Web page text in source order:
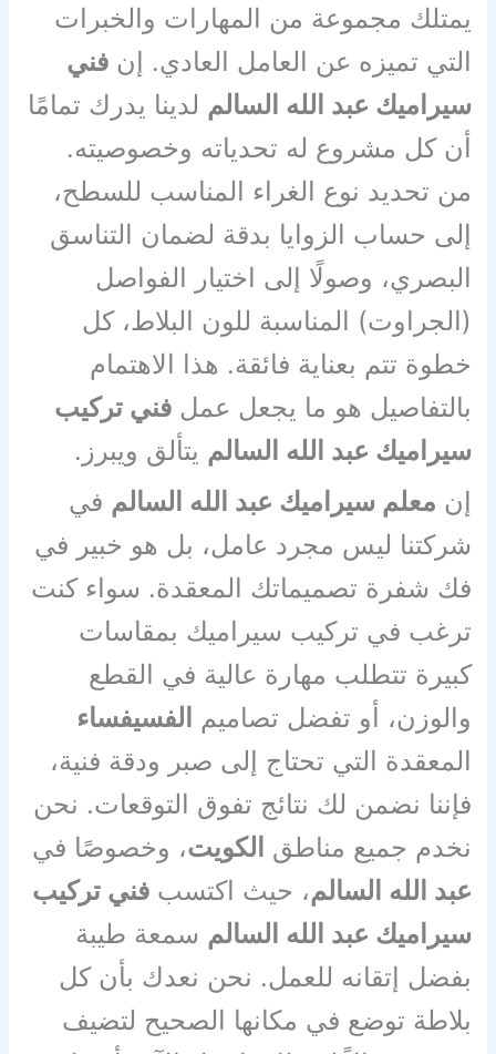
يمتلك مجموعة من المهارات والخبرات
التي تميزه عن العامل العادي. إنفني
سيراميك عبد الله السالم لدينا يدرك تمامًا
أن كل مشروع له تحدياته وخصوصيته.
من تحديد نوع الغراء المناسب للسطح،
إلى حساب الزوايا بدقة لضمان التناسق
البصري، وصولًا إلى اختيار الفواصل
(الجراوت) المناسبة للون البلاط، كل
خطوة تتم بعناية فائقة. هذا الاهتمام
بالتفاصيل هو ما يجعل عملفني تركيب
سيراميك عبد الله السالم يتألق ويبرز.
إن معلم سيراميك عبد الله السالم في
شركتنا ليس مجرد عامل، بل هو خبير في
فك شفرة تصميماتك المعقدة. سواء كنت
ترغب في تركيب سيراميك بمقاسات
كبيرة تتطلب مهارة عالية في القطع
والوزن، أو تفضل تصاميم الفسيفساء
المعقدة التي تحتاج إلى صبر ودقة فنية،
فإننا نضمن لك نتائج تفوق التوقعات. نحن
نخدم جميع مناطق الكويت، وخصوصًا في
عبد الله السالم، حيث اكتسبفني تركيب
سيراميك عبد الله السالم سمعة طيبة
بفضل إتقانه للعمل. نحن نعدك بأن كل
بلاطة توضع في مكانها الصحيح لتضيف